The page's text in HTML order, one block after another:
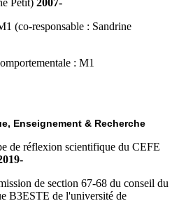
Petit) 2007-
(co-responsable : Sandrine
: M1
Enseignement & Recherche
de réflexion scientifique du CEFE
de section 67-68 du conseil du
B3ESTE de l'université de